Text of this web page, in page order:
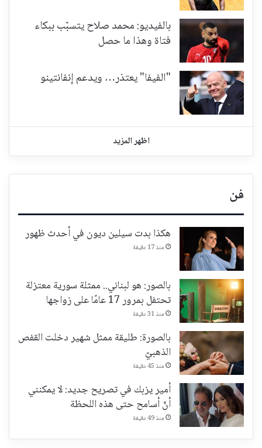
بالفيديو: محمد صلاح يتسبّب ببكاء
فتاة وهذا ما حصل
"الفيفا" يعتذر… ويدعم إنفانتينو
اظهر المزيد
فن
هكذا بدت سيلين ديون في أحدث ظهور
منذ 17 دقيقة
بالصور: هو لبناني.. ممثلة سورية معتزلة
تحتفل بمرور 17 عامًا على زواجها
منذ 31 دقيقة
بالصورة: طليقة ممثل شهير دخلت القفص
الذهبيّ
منذ 45 دقيقة
أمير يزبك في تصريح جديد: لا يمكنني
أنّ أسامح حتى هذه اللحظة
منذ 49 دقيقة